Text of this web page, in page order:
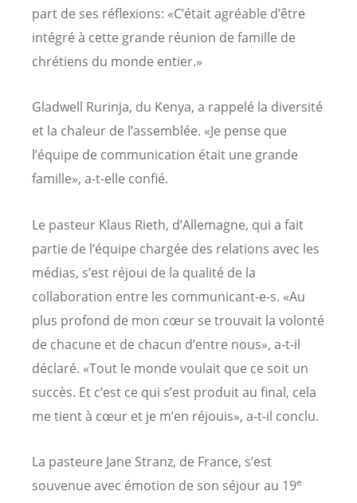
part de ses réflexions: «C’était agréable d’être
intégré à cette grande réunion de famille de
chrétiens du monde entier.»
Gladwell Rurinja, du Kenya, a rappelé la diversité
et la chaleur de l’assemblée. «Je pense que
l’équipe de communication était une grande
famille», a-t-elle confié.
Le pasteur Klaus Rieth, d’Allemagne, qui a fait
partie de l’équipe chargée des relations avec les
médias, s’est réjoui de la qualité de la
collaboration entre les communicant-e-s. «Au
plus profond de mon cœur se trouvait la volonté
de chacune et de chacun d’entre nous», a-t-il
déclaré. «Tout le monde voulait que ce soit un
succès. Et c’est ce qui s’est produit au final, cela
me tient à cœur et je m’en réjouis», a-t-il conclu.
La pasteure Jane Stranz, de France, s’est
souvenue avec émotion de son séjour au 19e